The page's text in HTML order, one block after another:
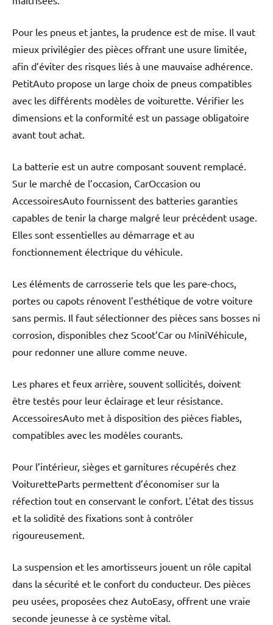
Pour les pneus et jantes, la prudence est de mise. Il vaut
mieux privilégier des pièces offrant une usure limitée,
afin d’éviter des risques liés à une mauvaise adhérence.
PetitAuto propose un large choix de pneus compatibles
avec les différents modèles de voiturette. Vérifier les
dimensions et la conformité est un passage obligatoire
avant tout achat.
La batterie est un autre composant souvent remplacé.
Sur le marché de l’occasion, CarOccasion ou
AccessoiresAuto fournissent des batteries garanties
capables de tenir la charge malgré leur précédent usage.
Elles sont essentielles au démarrage et au
fonctionnement électrique du véhicule.
Les éléments de carrosserie tels que les pare-chocs,
portes ou capots rénovent l’esthétique de votre voiture
sans permis. Il faut sélectionner des pièces sans bosses ni
corrosion, disponibles chez Scoot’Car ou MiniVéhicule,
pour redonner une allure comme neuve.
Les phares et feux arrière, souvent sollicités, doivent
être testés pour leur éclairage et leur résistance.
AccessoiresAuto met à disposition des pièces fiables,
compatibles avec les modèles courants.
Pour l’intérieur, sièges et garnitures récupérés chez
VoituretteParts permettent d’économiser sur la
réfection tout en conservant le confort. L’état des tissus
et la solidité des fixations sont à contrôler
rigoureusement.
La suspension et les amortisseurs jouent un rôle capital
dans la sécurité et le confort du conducteur. Des pièces
peu usées, proposées chez AutoEasy, offrent une vraie
seconde jeunesse à ce système vital.